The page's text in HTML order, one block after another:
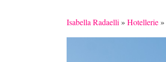
Isabella Radaelli » Hotellerie»